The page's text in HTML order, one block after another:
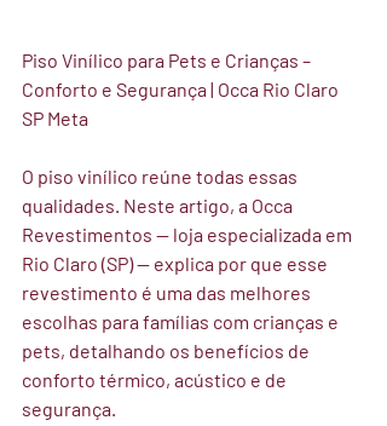
Piso Vinílico para Pets e Crianças –
Conforto e Segurança | Occa Rio Claro
SP Meta
O piso vinílico reúne todas essas
qualidades. Neste artigo, a Occa
Revestimentos — loja especializada em
Rio Claro (SP) — explica por que esse
revestimento é uma das melhores
escolhas para famílias com crianças e
pets, detalhando os benefícios de
conforto térmico, acústico e de
segurança.